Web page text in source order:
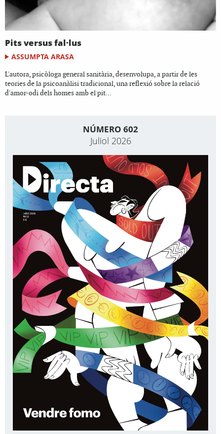
Pits versus fal·lus
ASSUMPTA ARASA
L'autora, psicòloga general sanitària, desenvolupa, a partir de les
teories de la psicoanàlisi tradicional, una reflexió sobre la relació
d'amor-odi dels homes amb el pit...
NÚMERO 602
Juliol 2026